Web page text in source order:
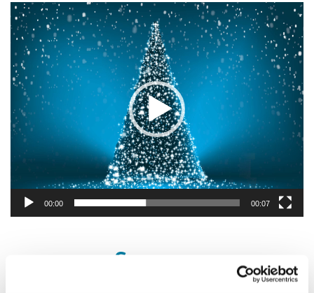
Video
Player
00:00 00:07
See more